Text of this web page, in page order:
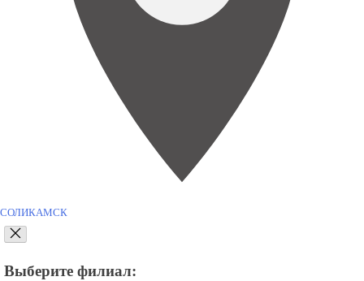
СОЛИКАМСК
Выберите филиал: